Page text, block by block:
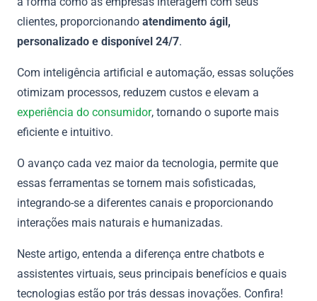
clientes, proporcionando atendimento ágil,
personalizado e disponível 24/7.
Com inteligência artificial e automação, essas soluções
otimizam processos, reduzem custos e elevam a
experiência do consumidor, tornando o suporte mais
eficiente e intuitivo.
O avanço cada vez maior da tecnologia, permite que
essas ferramentas se tornem mais sofisticadas,
integrando-se a diferentes canais e proporcionando
interações mais naturais e humanizadas.
Neste artigo, entenda a diferença entre chatbots e
assistentes virtuais, seus principais benefícios e quais
tecnologias estão por trás dessas inovações. Confira!